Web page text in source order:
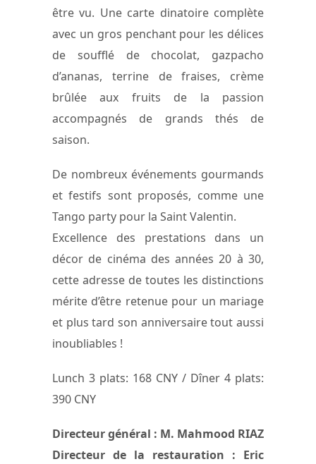
être vu. Une carte dinatoire complète
avec un gros penchant pour les délices
de soufflé de chocolat, gazpacho
d’ananas, terrine de fraises, crème
brûlée aux fruits de la passion
accompagnés de grands thés de
saison.
De nombreux événements gourmands
et festifs sont proposés, comme une
Tango party pour la Saint Valentin.
Excellence des prestations dans un
décor de cinéma des années 20 à 30,
cette adresse de toutes les distinctions
mérite d’être retenue pour un mariage
et plus tard son anniversaire tout aussi
inoubliables !
Lunch 3 plats: 168 CNY / Dîner 4 plats:
390 CNY
Directeur général : M. Mahmood RIAZ
Directeur de la restauration : Eric